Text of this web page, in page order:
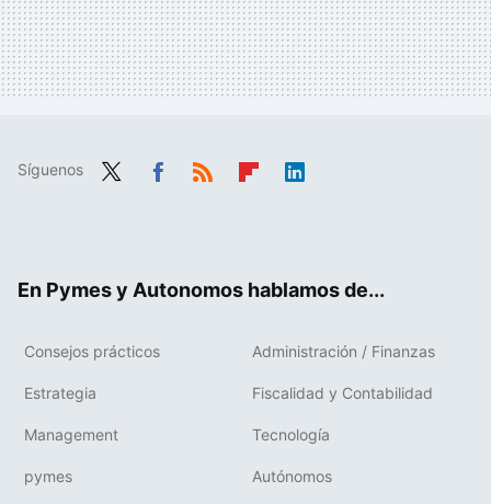
Síguenos
En Pymes y Autonomos hablamos de...
Consejos prácticos Administración / Finanzas
Estrategia Fiscalidad y Contabilidad
Management Tecnología
pymes Autónomos